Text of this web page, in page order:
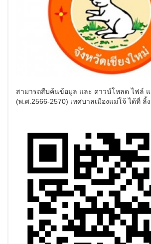
สามารถสืบค้นข้อมูล และ ดาวน์โหลด ไฟล์
(พ.ศ.2566-2570) เทศบาลเมืองแม่โจ้ ได้ที่ ลิ้